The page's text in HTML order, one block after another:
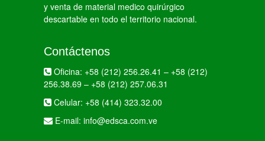
y venta de material medico quirúrgico
descartable en todo el territorio nacional.
Contáctenos
Oficina: +58 (212) 256.26.41 – +58 (212)
256.38.69 – +58 (212) 257.06.31
Celular: +58 (414) 323.32.00
E-mail: info@edsca.com.ve